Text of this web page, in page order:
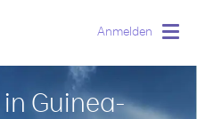
Anmelden
Guinea-